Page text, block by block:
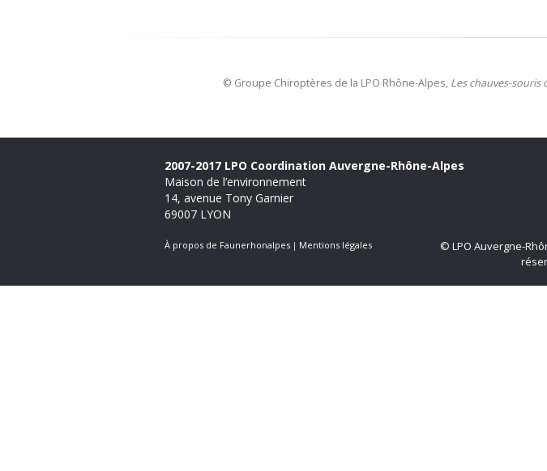
© Groupe Chiroptères de la LPO Rhône-Alpes, Les chauves-souris
2007-2017 LPO Coordination Auvergne-Rhône-Alpes
Maison de l’environnement
14, avenue Tony Garnier
69007 LYON
À propos de Faunerhonalpes Mentions légales
© LPO Auvergne-